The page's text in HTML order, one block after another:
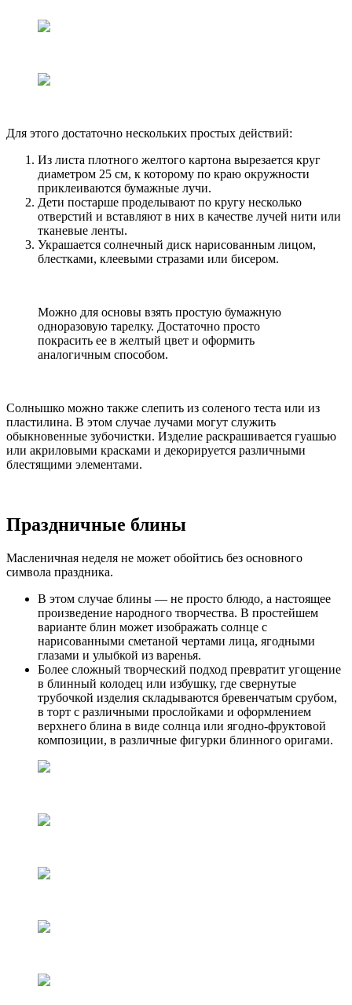
Для этого достаточно нескольких простых действий:
Из листа плотного желтого картона вырезается круг
диаметром 25 см, к которому по краю окружности
приклеиваются бумажные лучи.
Дети постарше проделывают по кругу несколько
отверстий и вставляют в них в качестве лучей нити или
тканевые ленты.
Украшается солнечный диск нарисованным лицом,
блестками, клеевыми стразами или бисером.
Можно для основы взять простую бумажную
одноразовую тарелку. Достаточно просто
покрасить ее в желтый цвет и оформить
аналогичным способом.
Солнышко можно также слепить из соленого теста или из
пластилина. В этом случае лучами могут служить
обыкновенные зубочистки. Изделие раскрашивается гуашью
или акриловыми красками и декорируется различными
блестящими элементами.
Праздничные блины
Масленичная неделя не может обойтись без основного
символа праздника.
В этом случае блины — не просто блюдо, а настоящее
произведение народного творчества. В простейшем
варианте блин может изображать солнце с
нарисованными сметаной чертами лица, ягодными
глазами и улыбкой из варенья.
Более сложный творческий подход превратит угощение
в блинный колодец или избушку, где свернутые
трубочкой изделия складываются бревенчатым срубом,
в торт с различными прослойками и оформлением
верхнего блина в виде солнца или ягодно-фруктовой
композиции, в различные фигурки блинного оригами.